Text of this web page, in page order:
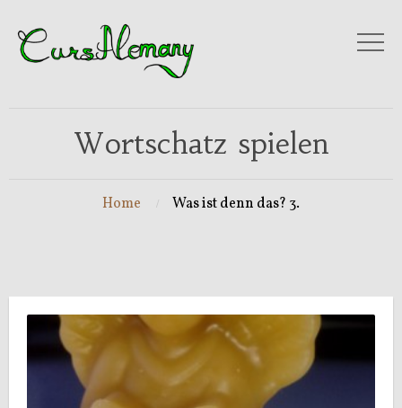
Wortschatz spielen
Home Was ist denn das? 3.